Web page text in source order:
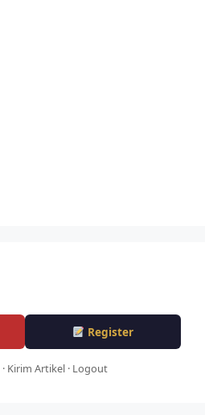
Register
· Kirim Artikel · Logout